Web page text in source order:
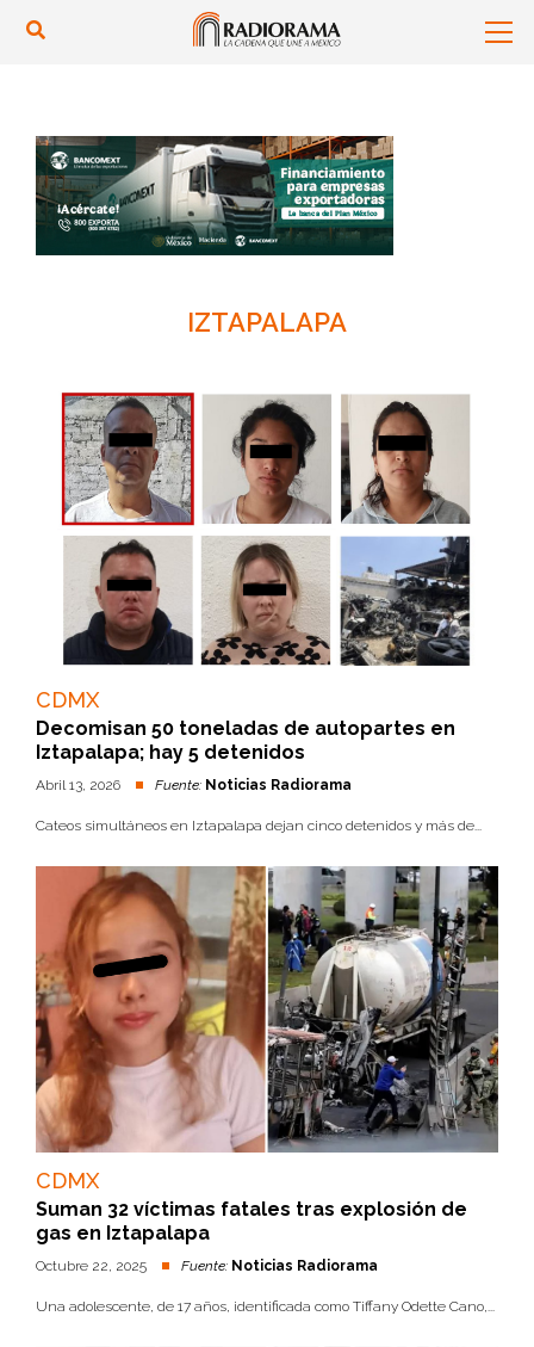
IZTAPALAPA
CDMX
Decomisan 50 toneladas de autopartes en
Iztapalapa; hay 5 detenidos
Abril 13, 2026 Fuente: Noticias Radiorama
Cateos simultáneos en Iztapalapa dejan cinco detenidos y más de...
CDMX
Suman 32 víctimas fatales tras explosión de
gas en Iztapalapa
Octubre 22, 2025 Fuente: Noticias Radiorama
Una adolescente, de 17 años, identificada como Tiffany Odette Cano,...